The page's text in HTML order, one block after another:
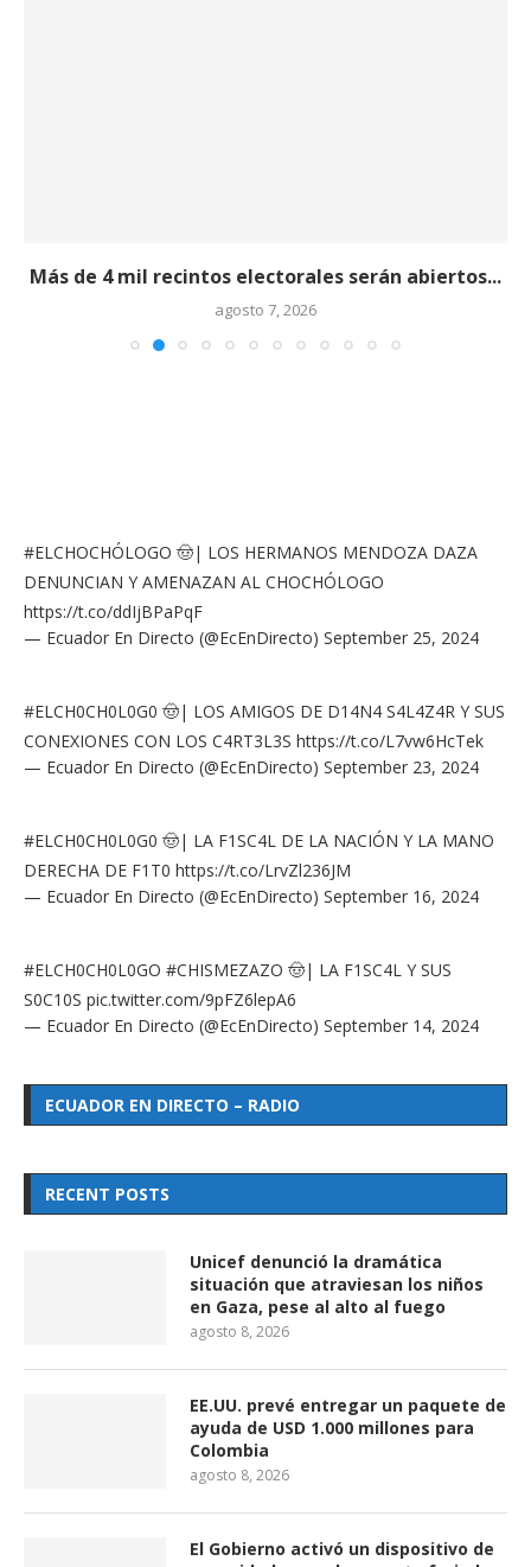
Más de 4 mil recintos electorales serán abiertos...
agosto 7, 2026
#ELCHOCHÓLOGO 🤠| LOS HERMANOS MENDOZA DAZA
DENUNCIAN Y AMENAZAN AL CHOCHÓLOGO
https://t.co/ddIjBPaPqF
— Ecuador En Directo (@EcEnDirecto) September 25, 2024
#ELCH0CH0L0G0 🤠| LOS AMIGOS DE D14N4 S4L4Z4R Y SUS
CONEXIONES CON LOS C4RT3L3S https://t.co/L7vw6HcTek
— Ecuador En Directo (@EcEnDirecto) September 23, 2024
#ELCH0CH0L0G0 🤠| LA F1SC4L DE LA NACIÓN Y LA MANO
DERECHA DE F1T0 https://t.co/LrvZl236JM
— Ecuador En Directo (@EcEnDirecto) September 16, 2024
#ELCH0CH0L0GO #CHISMEZAZO 🤠| LA F1SC4L Y SUS
S0C10S pic.twitter.com/9pFZ6lepA6
— Ecuador En Directo (@EcEnDirecto) September 14, 2024
ECUADOR EN DIRECTO – RADIO
RECENT POSTS
Unicef denunció la dramática
situación que atraviesan los niños
en Gaza, pese al alto al fuego
agosto 8, 2026
EE.UU. prevé entregar un paquete de
ayuda de USD 1.000 millones para
Colombia
agosto 8, 2026
El Gobierno activó un dispositivo de